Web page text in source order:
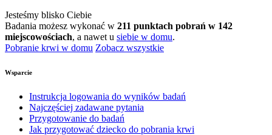
Jesteśmy blisko Ciebie
Badania możesz wykonać w 211 punktach pobrań w 142
miejscowościach, a nawet u siebie w domu.
Pobranie krwi w domu Zobacz wszystkie
Wsparcie
Instrukcja logowania do wyników badań
Najczęściej zadawane pytania
Przygotowanie do badań
Jak przygotować dziecko do pobrania krwi